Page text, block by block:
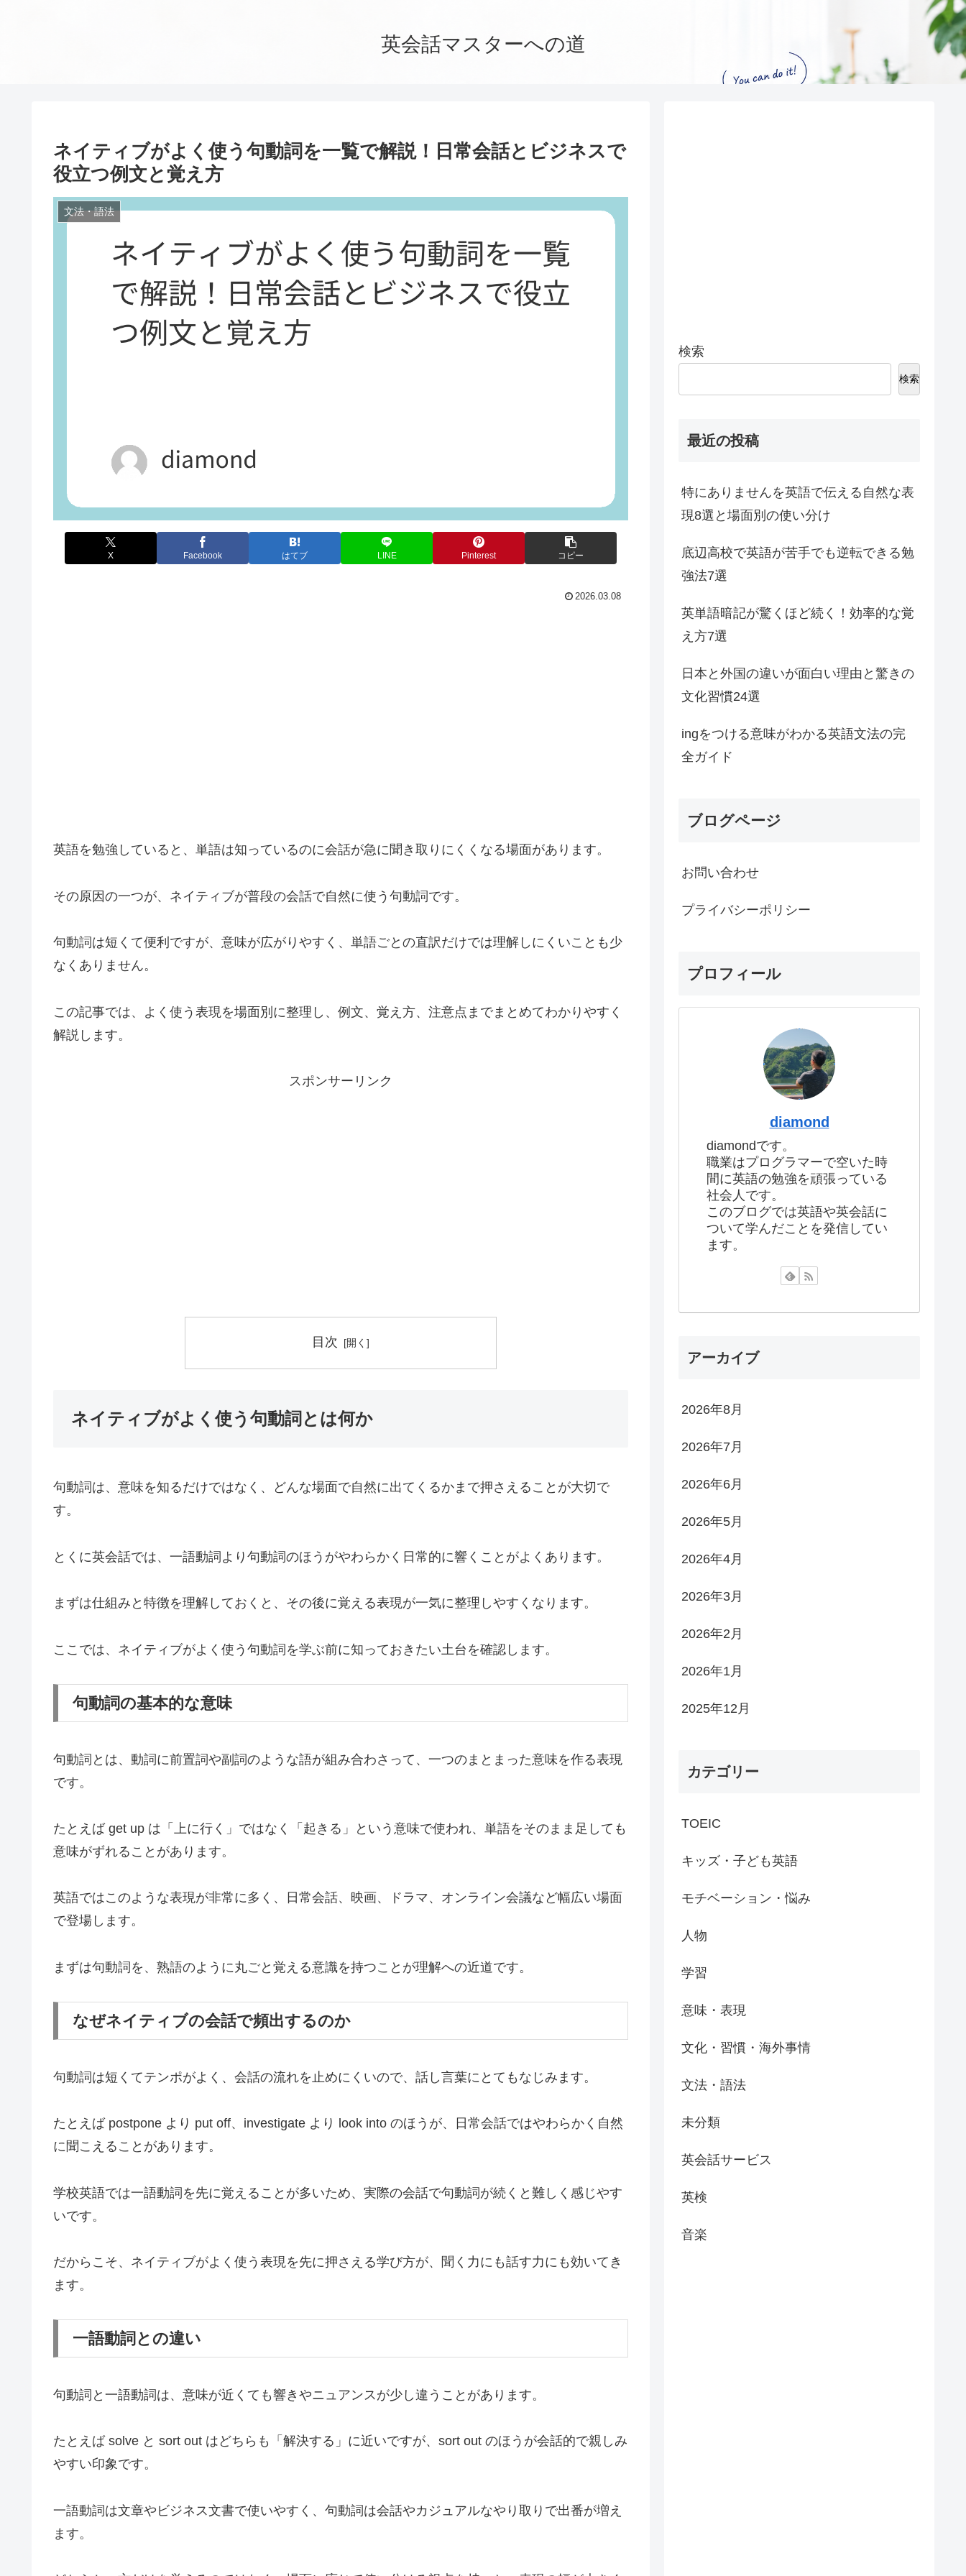
英会話マスターへの道
ネイティブがよく使う句動詞を一覧で解説！日常会話とビジネスで
役立つ例文と覚え方
文法・語法
X Facebook はてブ LINE Pinterest コピー
2026.03.08
英語を勉強していると、単語は知っているのに会話が急に聞き取りにくくなる場面があります。
その原因の一つが、ネイティブが普段の会話で自然に使う句動詞です。
句動詞は短くて便利ですが、意味が広がりやすく、単語ごとの直訳だけでは理解しにくいことも少
なくありません。
この記事では、よく使う表現を場面別に整理し、例文、覚え方、注意点までまとめてわかりやすく
解説します。
スポンサーリンク
目次
ネイティブがよく使う句動詞とは何か
句動詞は、意味を知るだけではなく、どんな場面で自然に出てくるかまで押さえることが大切で
す。
とくに英会話では、一語動詞より句動詞のほうがやわらかく日常的に響くことがよくあります。
まずは仕組みと特徴を理解しておくと、その後に覚える表現が一気に整理しやすくなります。
ここでは、ネイティブがよく使う句動詞を学ぶ前に知っておきたい土台を確認します。
句動詞の基本的な意味
句動詞とは、動詞に前置詞や副詞のような語が組み合わさって、一つのまとまった意味を作る表現
です。
たとえば get up は「上に行く」ではなく「起きる」という意味で使われ、単語をそのまま足しても
意味がずれることがあります。
英語ではこのような表現が非常に多く、日常会話、映画、ドラマ、オンライン会議など幅広い場面
で登場します。
まずは句動詞を、熟語のように丸ごと覚える意識を持つことが理解への近道です。
なぜネイティブの会話で頻出するのか
句動詞は短くてテンポがよく、会話の流れを止めにくいので、話し言葉にとてもなじみます。
たとえば postpone より put off、investigate より look into のほうが、日常会話ではやわらかく自然
に聞こえることがあります。
学校英語では一語動詞を先に覚えることが多いため、実際の会話で句動詞が続くと難しく感じやす
いです。
だからこそ、ネイティブがよく使う表現を先に押さえる学び方が、聞く力にも話す力にも効いてき
ます。
一語動詞との違い
句動詞と一語動詞は、意味が近くても響きやニュアンスが少し違うことがあります。
たとえば solve と sort out はどちらも「解決する」に近いですが、sort out のほうが会話的で親しみ
やすい印象です。
一語動詞は文章やビジネス文書で使いやすく、句動詞は会話やカジュアルなやり取りで出番が増え
ます。
検索
検索
最近の投稿
特にありませんを英語で伝える自然な表
現8選と場面別の使い分け
底辺高校で英語が苦手でも逆転できる勉
強法7選
英単語暗記が驚くほど続く！効率的な覚
え方7選
日本と外国の違いが面白い理由と驚きの
文化習慣24選
ingをつける意味がわかる英語文法の完
全ガイド
ブログページ
お問い合わせ
プライバシーポリシー
プロフィール
diamond
diamondです。
職業はプログラマーで空いた時
間に英語の勉強を頑張っている
社会人です。
このブログでは英語や英会話に
ついて学んだことを発信してい
ます。
アーカイブ
2026年8月
2026年7月
2026年6月
2026年5月
2026年4月
2026年3月
2026年2月
2026年1月
2025年12月
カテゴリー
TOEIC
キッズ・子ども英語
モチベーション・悩み
人物
学習
意味・表現
文化・習慣・海外事情
文法・語法
未分類
英会話サービス
英検
音楽